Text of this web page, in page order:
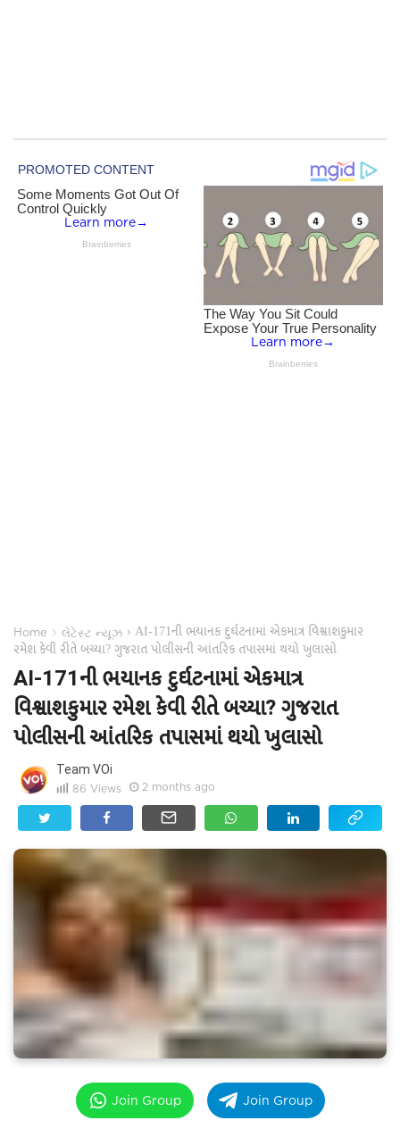
Home › લેટેસ્ટ ન્યૂઝ › AI-171ની ભયાનક દુર્ઘટનામાં એકમાત્ર વિશ્વાશકુમાર
રમેશ કેવી રીતે બચ્યા? ગુજરાત પોલીસની આંતરિક તપાસમાં થયો ખુલાસો
AI-171ની ભયાનક દુર્ઘટનામાં એકમાત્ર
વિશ્વાશકુમાર રમેશ કેવી રીતે બચ્યા? ગુજરાત
પોલીસની આંતરિક તપાસમાં થયો ખુલાસો
Team VOi
86 Views 2 months ago
Join Group Join Group